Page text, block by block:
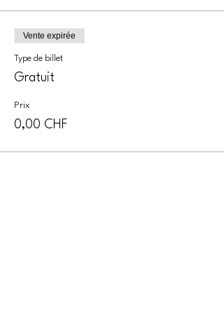
Vente expirée
Type de billet
Gratuit
Prix
0,00 CHF